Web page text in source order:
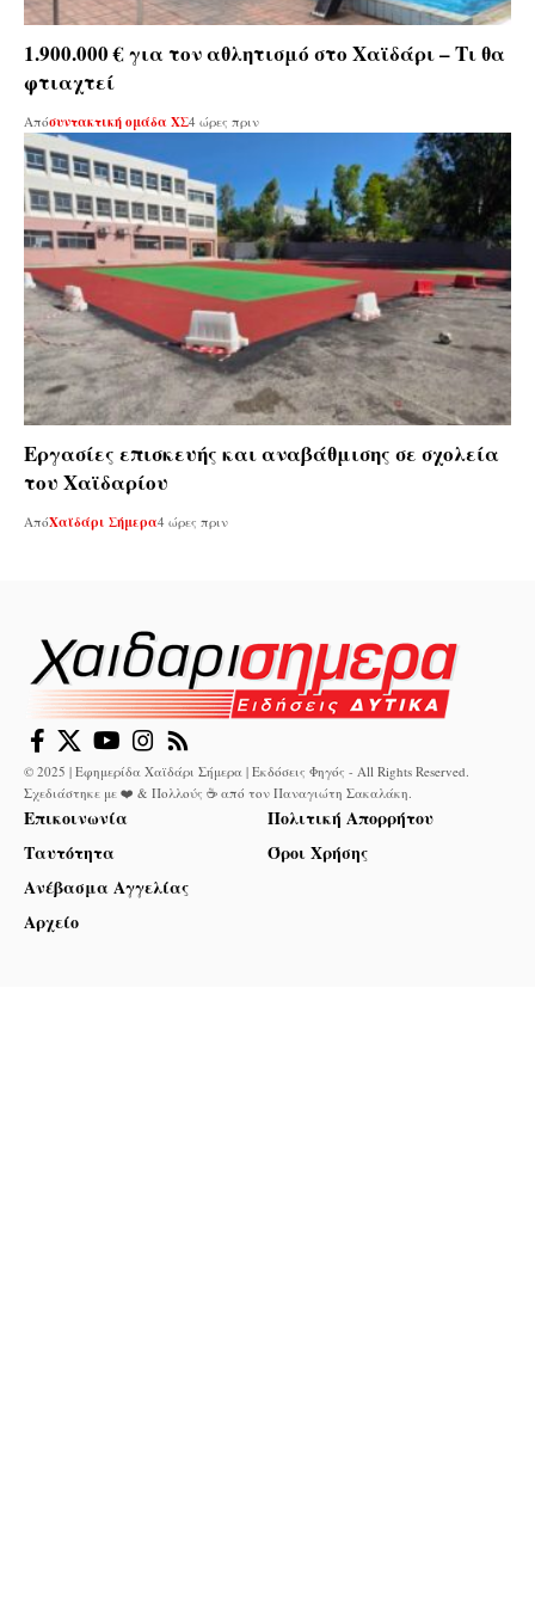
1.900.000 € για τον αθλητισμό στο Χαϊδάρι – Τι θα
φτιαχτεί
Απόσυντακτική ομάδα ΧΣ4 ώρες πριν
Εργασίες επισκευής και αναβάθμισης σε σχολεία
του Χαϊδαρίου
ΑπόΧαϊδάρι Σήμερα4 ώρες πριν
© 2025 | Εφημερίδα Χαϊδάρι Σήμερα | Εκδόσεις Φηγός - All Rights Reserved.
Σχεδιάστηκε με ❤️ & Πολλούς ☕ από τον Παναγιώτη Σακαλάκη
Επικοινωνία
Ταυτότητα
Ανέβασμα Αγγελίας
Αρχείο
Πολιτική Απορρήτου
Όροι Χρήσης